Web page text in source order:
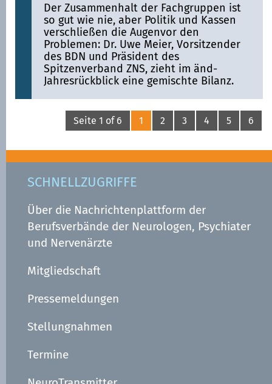
Der Zusammenhalt der Fachgruppen ist
so gut wie nie, aber Politik und Kassen
verschließen die Augenvor den
Problemen: Dr. Uwe Meier, Vorsitzender
des BDN und Präsident des
Spitzenverband ZNS, zieht im änd-
Jahresrückblick eine gemischte Bilanz.
Seite 1 of 6 1 2 3 4 5 6
SCHNELLZUGRIFFE
Über die Nachrichtenplattform der
Berufsverbände der Neurologen, Psychiater
und Nervenärzte
Mitgliedschaft
Pressemeldungen
Stellungnahmen
Termine